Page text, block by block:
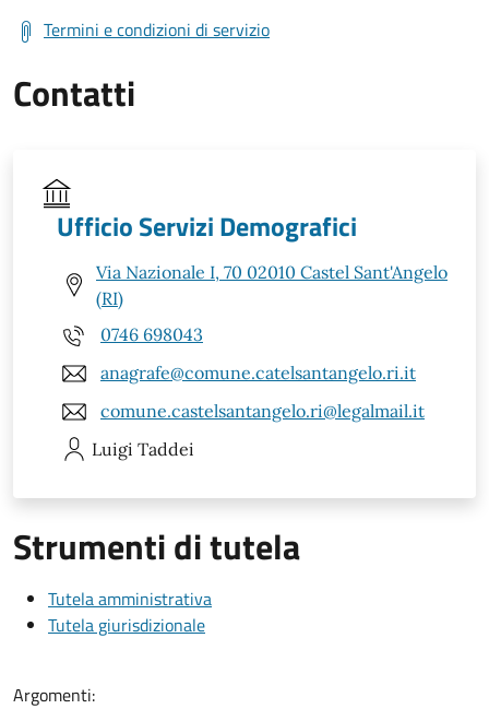
Termini e condizioni di servizio
Contatti
Ufficio Servizi Demografici
Via Nazionale I, 70 02010 Castel Sant'Angelo
(RI)
0746 698043
anagrafe@comune.catelsantangelo.ri.it
comune.castelsantangelo.ri@legalmail.it
Luigi Taddei
Strumenti di tutela
Tutela amministrativa
Tutela giurisdizionale
Argomenti: